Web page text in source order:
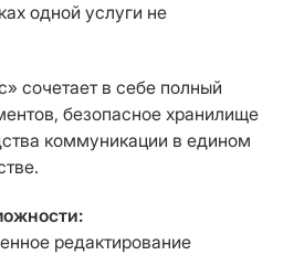
одной услуги не
сочетает в себе полный
безопасное хранилище
коммуникации в едином
редактирование